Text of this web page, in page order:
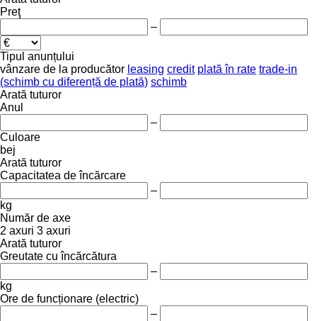
Preţ
–
Tipul anunțului
vânzare de la producător leasing credit plată în rate trade-in
(schimb cu diferență de plată) schimb
Arată tuturor
Anul
–
Culoare
bej
Arată tuturor
Capacitatea de încărcare
–
kg
Număr de axe
2 axuri 3 axuri
Arată tuturor
Greutate cu încărcătura
–
kg
Ore de funcționare (electric)
–